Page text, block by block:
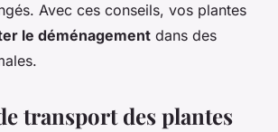
Avec ces conseils, vos plantes
le déménagement dans des
transport des plantes